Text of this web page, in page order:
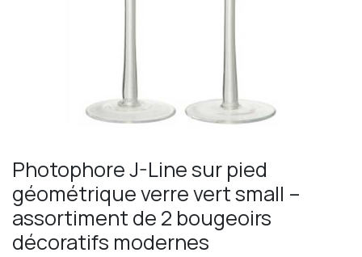
Photophore J-Line sur pied
géométrique verre vert small –
assortiment de 2 bougeoirs
décoratifs modernes